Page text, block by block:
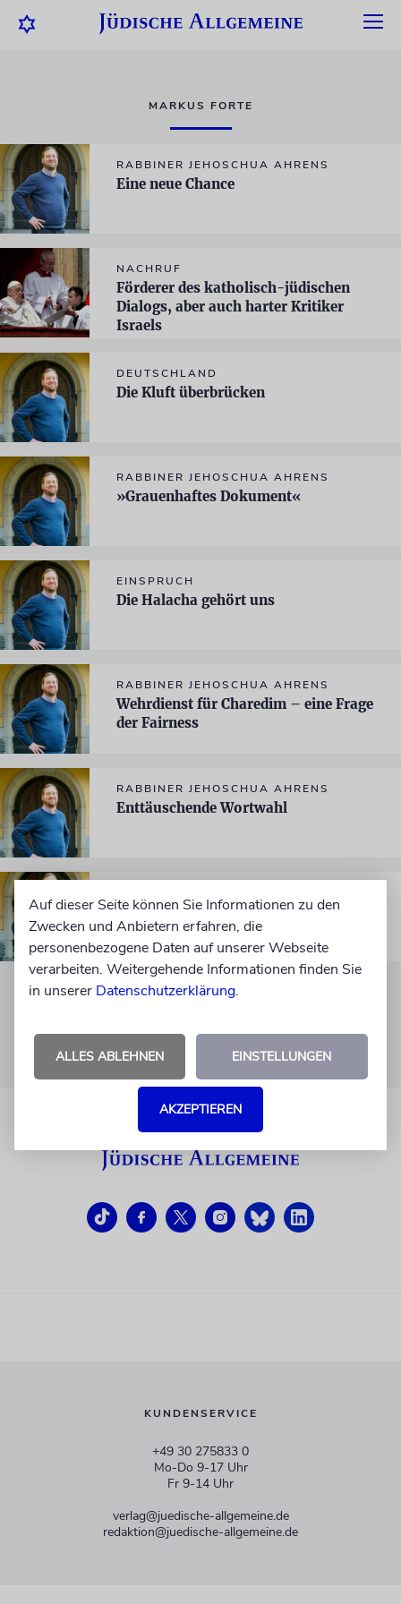
MARKUS FORTE
RABBINER JEHOSCHUA AHRENS
Eine neue Chance
NACHRUF
Förderer des katholisch-jüdischen
Dialogs, aber auch harter Kritiker
Israels
DEUTSCHLAND
Die Kluft überbrücken
RABBINER JEHOSCHUA AHRENS
»Grauenhaftes Dokument«
EINSPRUCH
Die Halacha gehört uns
RABBINER JEHOSCHUA AHRENS
Wehrdienst für Charedim – eine Frage
der Fairness
RABBINER JEHOSCHUA AHRENS
Enttäuschende Wortwahl
»Es geht um Wertschätzung«
KUNDENSERVICE
+49 30 275833 0
Mo-Do 9-17 Uhr
Fr 9-14 Uhr
verlag@juedische-allgemeine.de
redaktion@juedische-allgemeine.de
Auf dieser Seite können Sie Informationen zu den
Zwecken und Anbietern erfahren, die
personenbezogene Daten auf unserer Webseite
verarbeiten. Weitergehende Informationen finden Sie
in unserer Datenschutzerklärung.
ALLES ABLEHNEN EINSTELLUNGEN
AKZEPTIEREN